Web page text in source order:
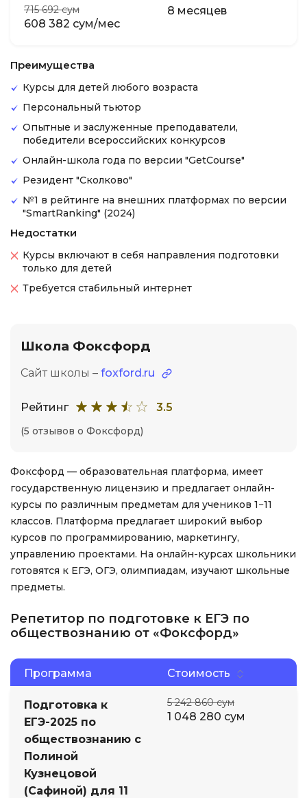
715 692 сум
608 382 сум/мес
8 месяцев
Преимущества
Курсы для детей любого возраста
Персональный тьютор
Опытные и заслуженные преподаватели,
победители всероссийских конкурсов
Онлайн-школа года по версии "GetCourse"
Резидент "Сколково"
№1 в рейтинге на внешних платформах по версии
"SmartRanking" (2024)
Недостатки
Курсы включают в себя направления подготовки
только для детей
Требуется стабильный интернет
Школа Фоксфорд
Сайт школы – foxford.ru
Рейтинг 3.5
(5 отзывов о Фоксфорд)
Фоксфорд — образовательная платформа, имеет
государственную лицензию и предлагает онлайн-
курсы по различным предметам для учеников 1−11
классов. Платформа предлагает широкий выбор
курсов по программированию, маркетингу,
управлению проектами. На онлайн-курсах школьники
готовятся к ЕГЭ, ОГЭ, олимпиадам, изучают школьные
предметы.
Репетитор по подготовке к ЕГЭ по
обществознанию от «Фоксфорд»
Программа Стоимость
Подготовка к
ЕГЭ-2025 по
обществознанию с
Полиной
Кузнецовой
(Сафиной) для 11
5 242 860 сум
1 048 280 сум